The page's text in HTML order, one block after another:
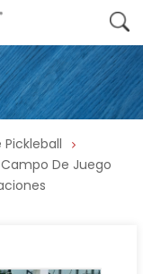
Pickleball
De Juego